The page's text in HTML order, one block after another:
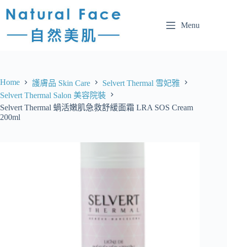
Menu
Home 護膚品 Skin Care
Selvert Thermal 雪妃雅
Selvert Thermal Salon 美容院裝
Selvert Thermal 蝸活嫩肌急救舒緩面霜 LRA SOS Cream
200ml